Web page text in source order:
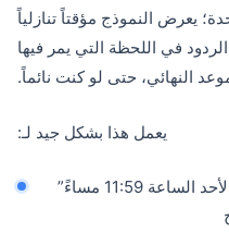
يعرض النموذج مؤقتاً تنازلياً
في اللحظة التي يمر فيها
النهائي، حتى لو كنت نائماً.
يعمل هذا بشكل جيد لـ:
: “اطلب بحلول الأحد الساعة 11:59 مساءً”